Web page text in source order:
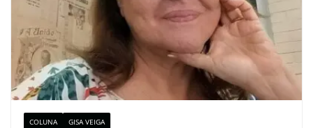
COLUNA GISA VEIGA